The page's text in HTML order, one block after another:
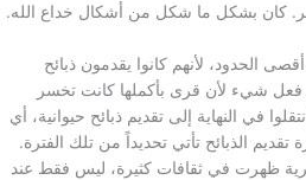
كان بشكل ما شكل من أشكال خداع الله.
الحدود، لأنهم كانوا يقدمون ذبائح
فعل شيء لأن قرى بأكملها كانت تخسر
في النهاية إلى تقديم ذبائح حيوانية، أي
الذبائح تأتي تحديداً من تلك الفترة.
ظهرت في ثقافات كثيرة، ليس فقط عند